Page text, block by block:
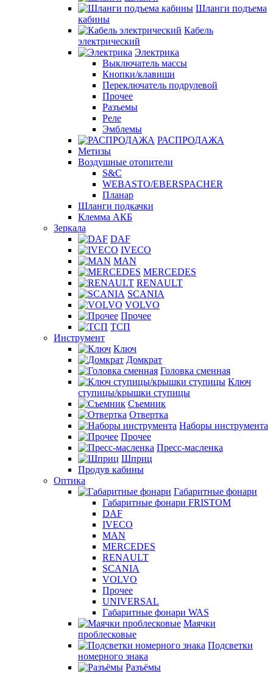
Шланги подъема
кабины
Кабель
электрический
Электрика
Выключатель массы
Кнопки/клавиши
Переключатель подрулевой
Прочее
Разъемы
Реле
Эмблемы
РАСПРОДАЖА
Метизы
Воздушные отопители
S&C
WEBASTO/EBERSPACHER
Планар
Шланги подкачки
Клемма АКБ
Зеркала
DAF
IVECO
MAN
MERCEDES
RENAULT
SCANIA
VOLVO
Прочее
ТСП
Инструмент
Ключ
Домкрат
Головка сменная
Ключ
ступицы/крышки ступицы
Съемник
Отвертка
Наборы инструмента
Прочее
Пресс-масленка
Шприц
Продув кабины
Оптика
Габаритные фонари
Габаритные фонари FRISTOM
DAF
IVECO
MAN
MERCEDES
RENAULT
SCANIA
VOLVO
Прочее
UNIVERSAL
Габаритные фонари WAS
Маячки
проблесковые
Подсветки
номерного знака
Разъёмы